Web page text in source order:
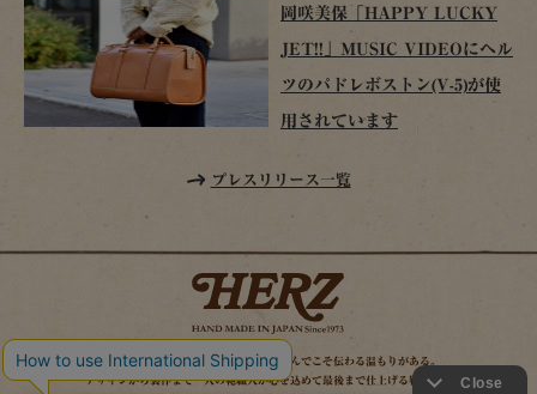
岡咲美保「HAPPY LUCKY
JET!!」MUSIC VIDEOにヘル
ツのパドレボストン(V-5)が使
用されています
プレスリリース一覧
時を経てこそ解る味わいがある。使い込んでこそ伝わる温もりがある。
デザインから製作まで一人の鞄職人が心を込めて最後まで仕上げる鞄作り。